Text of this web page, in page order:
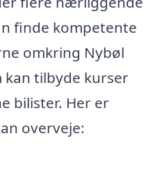
finde kompetente
omkring Nybøl
kan tilbyde kurser
bilister. Her er
overveje: